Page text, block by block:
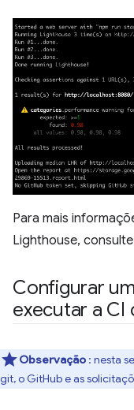
Para mais
Lighthouse,
Configurar
executar a CI
Observação : nesta
git, o GitHub e as